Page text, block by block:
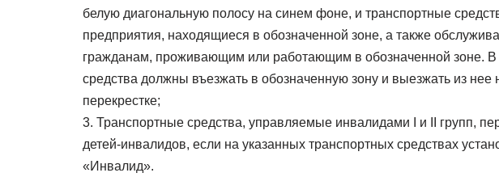
белую диагональную полосу на синем фоне, и транспортные
предприятия, находящиеся в обозначенной зоне, а также
гражданам, проживающим или работающим в обозначенной зоне. В
средства должны въезжать в обозначенную зону и выезжать из
перекрестке;
3. Транспортные средства, управляемые инвалидами I и II групп,
детей-инвалидов, если на указанных транспортных средствах
«Инвалид».